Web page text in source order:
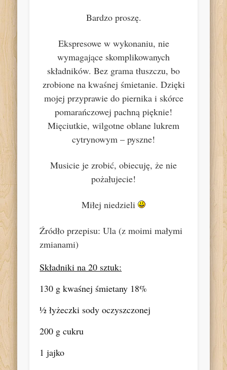
Bardzo proszę.
Ekspresowe w wykonaniu, nie
wymagające skomplikowanych
składników. Bez grama tłuszczu, bo
zrobione na kwaśnej śmietanie. Dzięki
mojej przyprawie do piernika i skórce
pomarańczowej pachną pięknie!
Mięciutkie, wilgotne oblane lukrem
cytrynowym – pyszne!
Musicie je zrobić, obiecuję, że nie
pożałujecie!
Miłej niedzieli
Źródło przepisu: Ula (z moimi małymi
zmianami)
Składniki na 20 sztuk:
130 g kwaśnej śmietany 18%
½ łyżeczki sody oczyszczonej
200 g cukru
1 jajko